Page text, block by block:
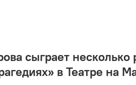
сыграет несколько
в Театре на